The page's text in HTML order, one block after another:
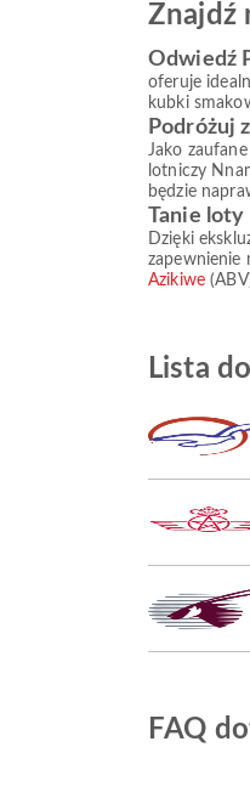
Znajdź
Odwiedź
oferuje
kubki
Podróżuj
Jako
lotniczy
będzie
Tanie loty
Dzięki
zapewnienie
Azikiwe
Lista
FAQ